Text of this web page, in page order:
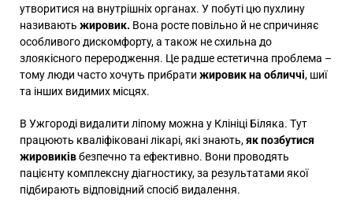
утворитися на внутрішніх органах. У побуті цю пухлину
називають жировик. Вона росте повільно й не спричиняє
особливого дискомфорту, а також не схильна до
злоякісного переродження. Це радше естетична проблема –
тому люди часто хочуть прибрати жировик на обличчі, шиї
та інших видимих місцях.
В Ужгороді видалити ліпому можна у Клініці Біляка. Тут
працюють кваліфіковані лікарі, які знають,як позбутися
жировиківбезпечно та ефективно. Вони проводять
пацієнту комплексну діагностику, за результатами якої
підбирають відповідний спосіб видалення.